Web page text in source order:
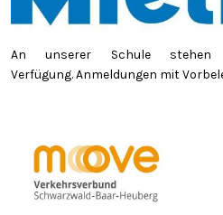
An unserer Schule stehen
Verfügung. Anmeldungen mit